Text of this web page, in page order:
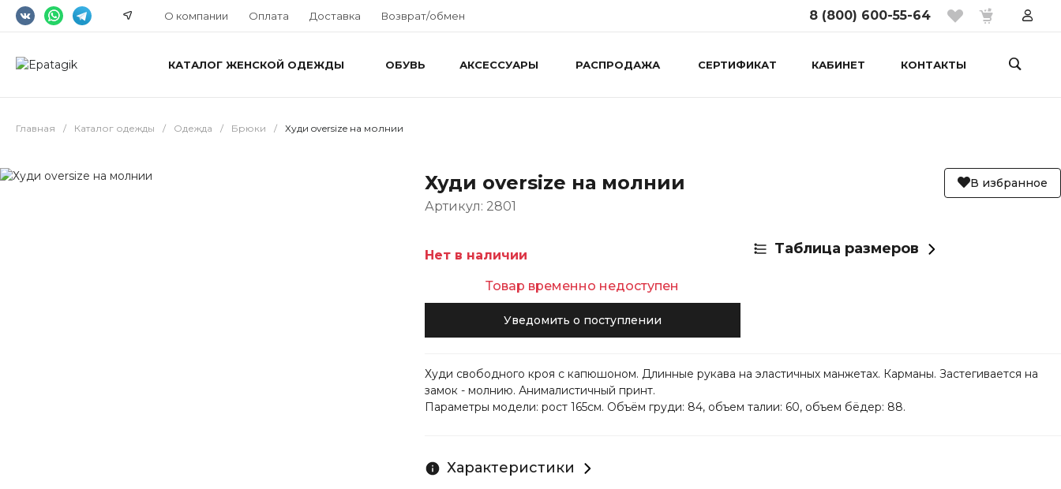
О компании Оплата Доставка Возврат/обмен 8 (800) 600-55-64
КАТАЛОГ ЖЕНСКОЙ ОДЕЖДЫ ОБУВЬ АКСЕССУАРЫ РАСПРОДАЖА СЕРТИФИКАТ КАБИНЕТ КОНТАКТЫ
Главная / Каталог одежды / Одежда / Брюки / Худи oversize на молнии
Худи oversize на молнии В избранное
Артикул: 2801
Нет в наличии
Товар временно недоступен
Уведомить о поступлении
Таблица размеров
Худи свободного кроя с капюшоном. Длинные рукава на эластичных манжетах. Карманы. Застегивается на
замок - молнию. Анималистичный принт.
Параметры модели: рост 165см. Объём груди: 84, объем талии: 60, объем бёдер: 88.
Характеристики